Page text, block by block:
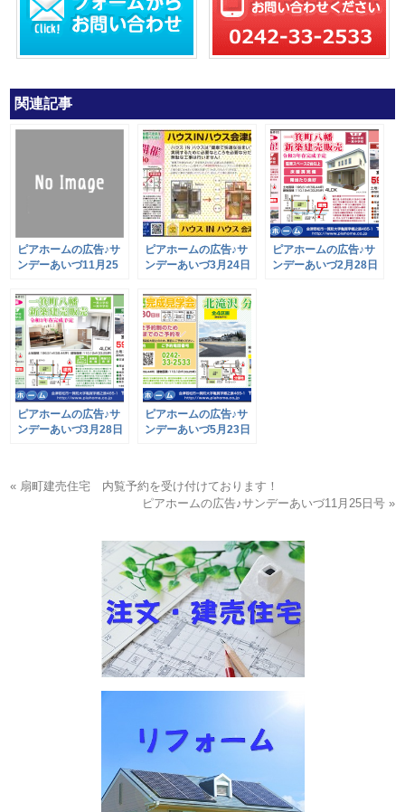
関連記事
ピアホームの広告♪サ
ンデーあいづ11月25
ピアホームの広告♪サ
ンデーあいづ3月24日
ピアホームの広告♪サ
ンデーあいづ2月28日
ピアホームの広告♪サ
ンデーあいづ3月28日
ピアホームの広告♪サ
ンデーあいづ5月23日
« 扇町建売住宅 内覧予約を受け付けております！
ピアホームの広告♪サンデーあいづ11月25日号 »